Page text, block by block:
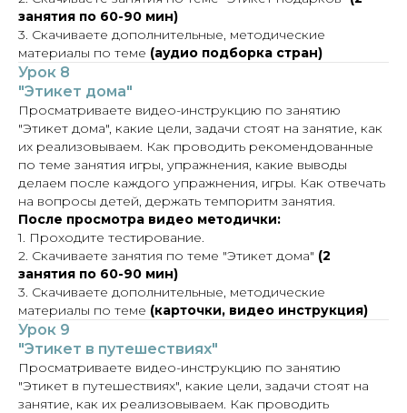
занятия по 60-90 мин)
3. Скачиваете дополнительные, методические
материалы по теме (аудио подборка стран)
Урок 8
"Этикет дома"
Просматриваете видео-инструкцию по занятию
"Этикет дома", какие цели, задачи стоят на занятие, как
их реализовываем. Как проводить рекомендованные
по теме занятия игры, упражнения, какие выводы
делаем после каждого упражнения, игры. Как отвечать
на вопросы детей, держать темпоритм занятия.
После просмотра видео методички:
1. Проходите тестирование.
2. Скачиваете занятия по теме "Этикет дома" (2
занятия по 60-90 мин)
3. Скачиваете дополнительные, методические
материалы по теме (карточки, видео инструкция)
Урок 9
"Этикет в путешествиях"
Просматриваете видео-инструкцию по занятию
"Этикет в путешествиях", какие цели, задачи стоят на
занятие, как их реализовываем. Как проводить